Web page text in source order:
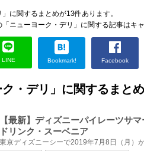
」に関するまとめが13件あります。
ニューヨーク・デリ」に関する記事はキ
LINE Bookmark! Facebook
ク・デリ」に関するまとめ
【最新】ディズニーパイレーツサ
ドリンク・スーベニア